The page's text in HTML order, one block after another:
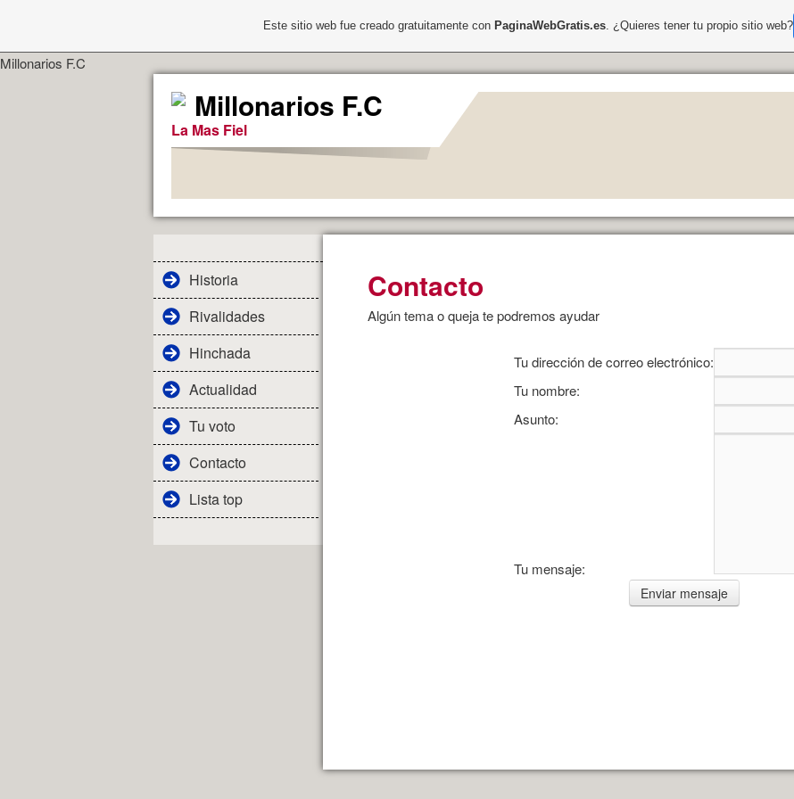
Millonarios F.C
Millonarios F.C
La Mas Fiel
Historia
Rivalidades
Hinchada
Actualidad
Tu voto
Contacto
Lista top
Contacto
Algún tema o queja te podremos ayudar
Tu dirección de correo electrónico:
Tu nombre:
Asunto:
Tu mensaje:
Este sitio web fue creado gratuitamente con PaginaWebGratis.es. ¿Quieres tener tu propio sitio web?